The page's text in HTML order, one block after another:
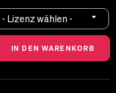
- Lizenz wählen -